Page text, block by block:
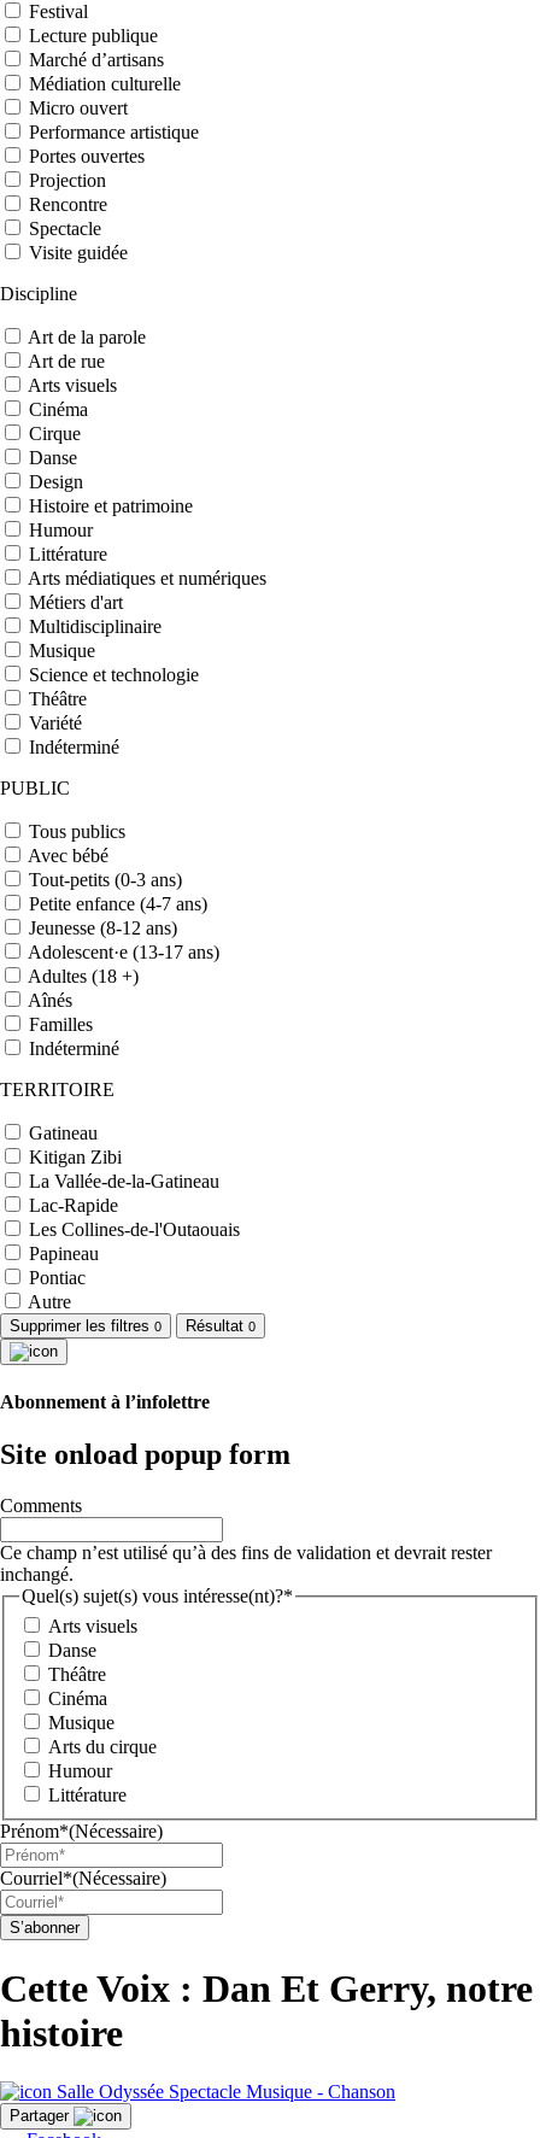
Festival
Lecture publique
Marché d’artisans
Médiation culturelle
Micro ouvert
Performance artistique
Portes ouvertes
Projection
Rencontre
Spectacle
Visite guidée
Discipline
Art de la parole
Art de rue
Arts visuels
Cinéma
Cirque
Danse
Design
Histoire et patrimoine
Humour
Littérature
Arts médiatiques et numériques
Métiers d'art
Multidisciplinaire
Musique
Science et technologie
Théâtre
Variété
Indéterminé
PUBLIC
Tous publics
Avec bébé
Tout-petits (0-3 ans)
Petite enfance (4-7 ans)
Jeunesse (8-12 ans)
Adolescent·e (13-17 ans)
Adultes (18 +)
Aînés
Familles
Indéterminé
TERRITOIRE
Gatineau
Kitigan Zibi
La Vallée-de-la-Gatineau
Lac-Rapide
Les Collines-de-l'Outaouais
Papineau
Pontiac
Autre
Supprimer les filtres 0 Résultat 0
Abonnement à l’infolettre
Site onload popup form
Comments
Ce champ n’est utilisé qu’à des fins de validation et devrait rester
inchangé.
Quel(s) sujet(s) vous intéresse(nt)?*
Arts visuels
Danse
Théâtre
Cinéma
Musique
Arts du cirque
Humour
Littérature
Prénom*(Nécessaire)
Courriel*(Nécessaire)
Cette Voix : Dan Et Gerry, notre
histoire
Salle Odyssée Spectacle Musique - Chanson
Partager